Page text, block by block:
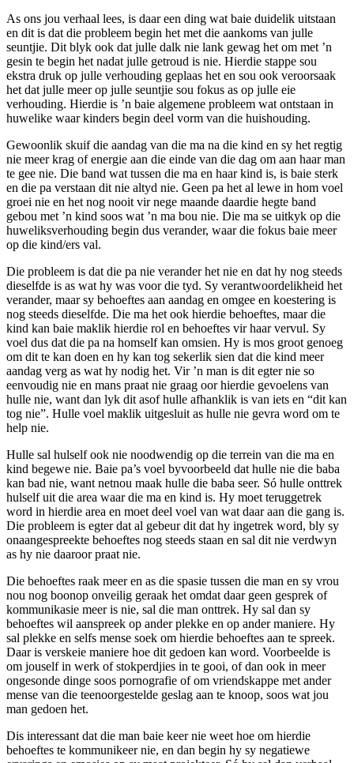
As ons jou verhaal lees, is daar een ding wat baie duidelik uitstaan
en dit is dat die probleem begin het met die aankoms van julle
seuntjie. Dit blyk ook dat julle dalk nie lank gewag het om met ’n
gesin te begin het nadat julle getroud is nie. Hierdie stappe sou
ekstra druk op julle verhouding geplaas het en sou ook veroorsaak
het dat julle meer op julle seuntjie sou fokus as op julle eie
verhouding. Hierdie is ’n baie algemene probleem wat ontstaan in
huwelike waar kinders begin deel vorm van die huishouding.
Gewoonlik skuif die aandag van die ma na die kind en sy het regtig
nie meer krag of energie aan die einde van die dag om aan haar man
te gee nie. Die band wat tussen die ma en haar kind is, is baie sterk
en die pa verstaan dit nie altyd nie. Geen pa het al lewe in hom voel
groei nie en het nog nooit vir nege maande daardie hegte band
gebou met ’n kind soos wat ’n ma bou nie. Die ma se uitkyk op die
huweliksverhouding begin dus verander, waar die fokus baie meer
op die kind/ers val.
Die probleem is dat die pa nie verander het nie en dat hy nog steeds
dieselfde is as wat hy was voor die tyd. Sy verantwoordelikheid het
verander, maar sy behoeftes aan aandag en omgee en koestering is
nog steeds dieselfde. Die ma het ook hierdie behoeftes, maar die
kind kan baie maklik hierdie rol en behoeftes vir haar vervul. Sy
voel dus dat die pa na homself kan omsien. Hy is mos groot genoeg
om dit te kan doen en hy kan tog sekerlik sien dat die kind meer
aandag verg as wat hy nodig het. Vir ’n man is dit egter nie so
eenvoudig nie en mans praat nie graag oor hierdie gevoelens van
hulle nie, want dan lyk dit asof hulle afhanklik is van iets en “dit kan
tog nie”. Hulle voel maklik uitgesluit as hulle nie gevra word om te
help nie.
Hulle sal hulself ook nie noodwendig op die terrein van die ma en
kind begewe nie. Baie pa’s voel byvoorbeeld dat hulle nie die baba
kan bad nie, want netnou maak hulle die baba seer. Só hulle onttrek
hulself uit die area waar die ma en kind is. Hy moet teruggetrek
word in hierdie area en moet deel voel van wat daar aan die gang is.
Die probleem is egter dat al gebeur dit dat hy ingetrek word, bly sy
onaangespreekte behoeftes nog steeds staan en sal dit nie verdwyn
as hy nie daaroor praat nie.
Die behoeftes raak meer en as die spasie tussen die man en sy vrou
nou nog boonop onveilig geraak het omdat daar geen gesprek of
kommunikasie meer is nie, sal die man onttrek. Hy sal dan sy
behoeftes wil aanspreek op ander plekke en op ander maniere. Hy
sal plekke en selfs mense soek om hierdie behoeftes aan te spreek.
Daar is verskeie maniere hoe dit gedoen kan word. Voorbeelde is
om jouself in werk of stokperdjies in te gooi, of dan ook in meer
ongesonde dinge soos pornografie of om vriendskappe met ander
mense van die teenoorgestelde geslag aan te knoop, soos wat jou
man gedoen het.
Dis interessant dat die man baie keer nie weet hoe om hierdie
behoeftes te kommunikeer nie, en dan begin hy sy negatiewe